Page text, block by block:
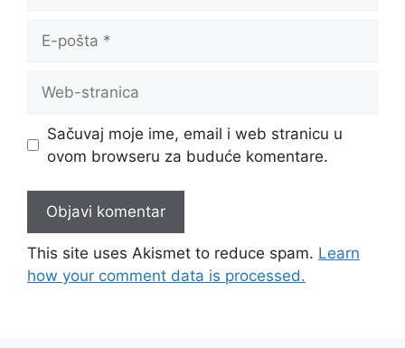
pošta
stranica
Sačuvaj moje ime, email i web stranicu u
ovom browseru za buduće komentare.
This site uses Akismet to reduce spam. Learn
how your comment data is processed.